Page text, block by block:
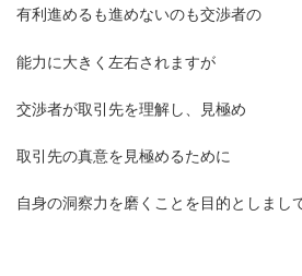
有利進めるも進めないのも交渉者の
能力に大きく左右されますが
交渉者が取引先を理解し、見極め
取引先の真意を見極めるために
自身の洞察力を磨くことを目的としまし